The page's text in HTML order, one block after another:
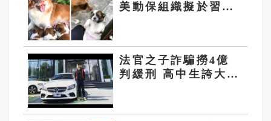
美動保組織擬於習近
法官之子詐騙撈4億
判緩刑 高中生誇大資